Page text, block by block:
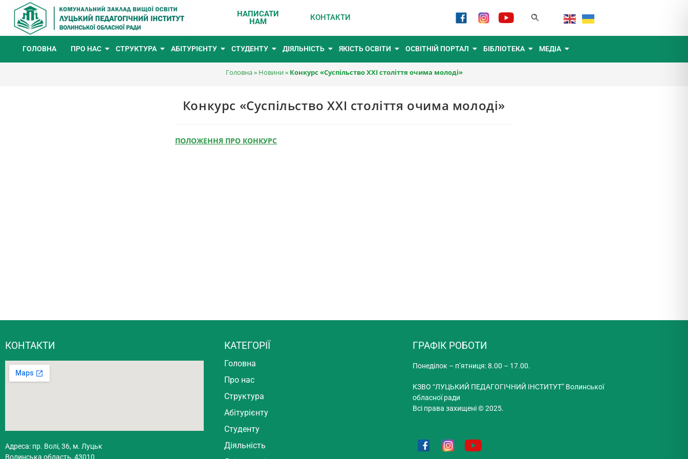
НАПИСАТИ
НАМ
КОНТАКТИ
ГОЛОВНА ПРО НАС СТРУКТУРА АБІТУРІЄНТУ СТУДЕНТУ ДІЯЛЬНІСТЬ ЯКІСТЬ ОСВІТИ ОСВІТНІЙ ПОРТАЛ БІБЛІОТЕКА МЕДІА
Головна» Новини» Конкурс «Суспільство ХХІ століття очима молоді»
Конкурс «Суспільство ХХІ століття очима молоді»
ПОЛОЖЕННЯ ПРО КОНКУРС
КОНТАКТИ
Адреса: пр. Волі, 36, м. Луцьк
Волинська область, 43010
КАТЕГОРІЇ
Головна
Про нас
Структура
Абітурієнту
Студенту
Діяльність
ГРАФІК РОБОТИ
Понеділок – п’ятниця: 8.00 – 17.00.
КЗВО “ЛУЦЬКИЙ ПЕДАГОГІЧНИЙ ІНСТИТУТ” Волинської
обласної ради
Всі права захищені © 2025.